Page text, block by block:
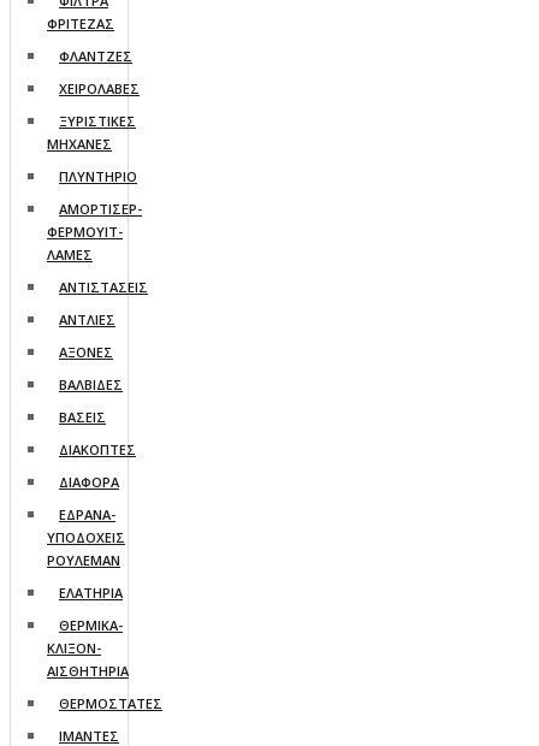
ΦΡΙΤΕΖΑΣ
ΦΛΑΝΤΖΕΣ
ΧΕΙΡΟΛΑΒΕΣ
ΞΥΡΙΣΤΙΚΕΣ
ΜΗΧΑΝΕΣ
ΠΛΥΝΤΗΡΙΟ
ΑΜΟΡΤΙΣΕΡ-
ΦΕΡΜΟΥΙΤ-
ΛΑΜΕΣ
ΑΝΤΙΣΤΑΣΕΙΣ
ΑΝΤΛΙΕΣ
ΑΞΟΝΕΣ
ΒΑΛΒΙΔΕΣ
ΒΑΣΕΙΣ
ΔΙΑΚΟΠΤΕΣ
ΔΙΑΦΟΡΑ
ΕΔΡΑΝΑ-
ΥΠΟΔΟΧΕΙΣ
ΡΟΥΛΕΜΑΝ
ΕΛΑΤΗΡΙΑ
ΘΕΡΜΙΚΑ-
ΚΛΙΞΟΝ-
ΑΙΣΘΗΤΗΡΙΑ
ΘΕΡΜΟΣΤΑΤΕΣ
ΙΜΑΝΤΕΣ